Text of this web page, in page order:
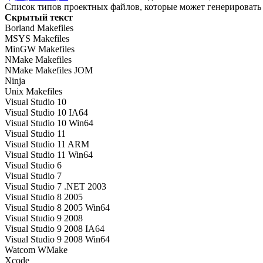
Список типов проектных файлов, которые может генерировать
Скрытый текст
Borland Makefiles
MSYS Makefiles
MinGW Makefiles
NMake Makefiles
NMake Makefiles JOM
Ninja
Unix Makefiles
Visual Studio 10
Visual Studio 10 IA64
Visual Studio 10 Win64
Visual Studio 11
Visual Studio 11 ARM
Visual Studio 11 Win64
Visual Studio 6
Visual Studio 7
Visual Studio 7 .NET 2003
Visual Studio 8 2005
Visual Studio 8 2005 Win64
Visual Studio 9 2008
Visual Studio 9 2008 IA64
Visual Studio 9 2008 Win64
Watcom WMake
Xcode